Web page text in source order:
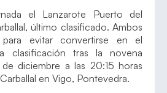
el Lanzarote Puerto del
último clasificado. Ambos
para evitar convertirse en el
clasificación tras la novena
diciembre a las 20:15 horas
en Vigo, Pontevedra.